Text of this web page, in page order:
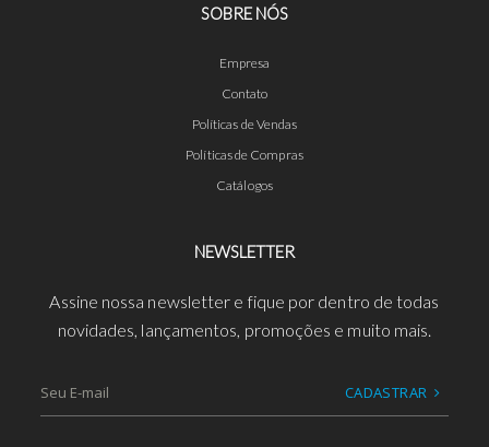
SOBRE NÓS
Empresa
Contato
Políticas de Vendas
Políticas de Compras
Catálogos
NEWSLETTER
Assine nossa newsletter e fique por dentro de todas
novidades, lançamentos, promoções e muito mais.
CADASTRAR